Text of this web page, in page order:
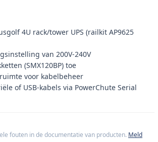
4U rack/tower UPS (railkit AP9625
van 200V-240V
(SMX120BP) toe
voor kabelbeheer
of USB-kabels via PowerChute Serial
fouten in de documentatie van producten. Meld